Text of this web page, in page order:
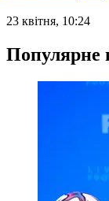
23 квітня, 10:24
Популярне